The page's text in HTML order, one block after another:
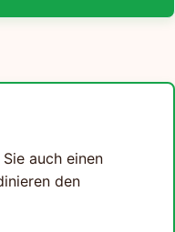
auch einen
den